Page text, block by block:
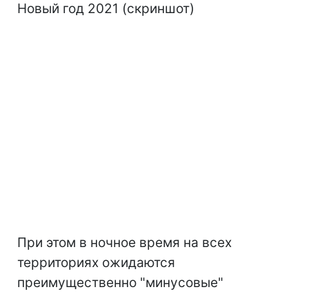
Новый год 2021 (скриншот)
При этом в ночное время на всех
территориях ожидаются
преимущественно "минусовые"